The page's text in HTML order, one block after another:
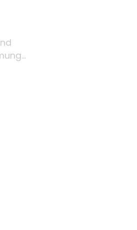
Umweltbestimmungen